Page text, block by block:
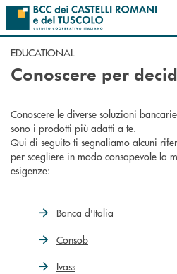
Salta al contenuto principale
EDUCATIONAL
Conoscere per
Conoscere le diverse soluzioni
sono i prodotti più adatti a te.
Qui di seguito ti segnaliamo alcuni
per scegliere in modo consapevole la
esigenze:
Banca d'Italia
Consob
Ivass